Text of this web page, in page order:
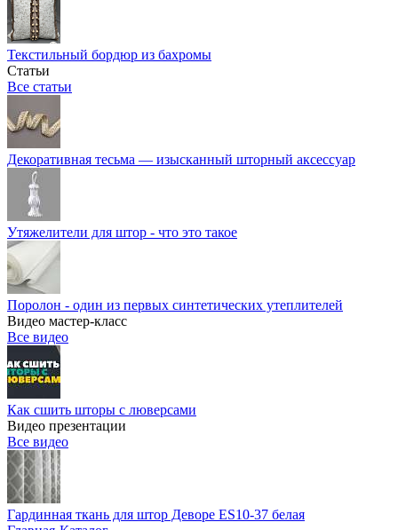
Текстильный бордюр из бахромы
Статьи
Все статьи
Декоративная тесьма — изысканный шторный аксессуар
Утяжелители для штор - что это такое
Поролон - один из первых синтетических утеплителей
Видео мастер-класс
Все видео
Как сшить шторы с люверсами
Видео презентации
Все видео
Гардинная ткань для штор Деворе ES10-37 белая